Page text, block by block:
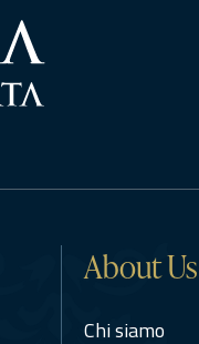
About Us
Chi siamo